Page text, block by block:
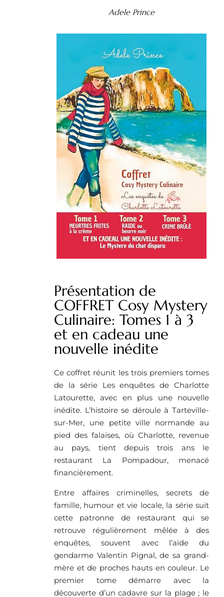
Adele Prince
Présentation de
COFFRET Cosy Mystery
Culinaire: Tomes 1 à 3
et en cadeau une
nouvelle inédite
Ce coffret réunit les trois premiers tomes
de la série Les enquêtes de Charlotte
Latourette, avec en plus une nouvelle
inédite. L’histoire se déroule à Tarteville-
sur-Mer, une petite ville normande au
pied des falaises, où Charlotte, revenue
au pays, tient depuis trois ans le
restaurant La Pompadour, menacé
financièrement.
Entre affaires criminelles, secrets de
famille, humour et vie locale, la série suit
cette patronne de restaurant qui se
retrouve régulièrement mêlée à des
enquêtes, souvent avec l’aide du
gendarme Valentin Pignal, de sa grand-
mère et de proches hauts en couleur. Le
premier tome démarre avec la
découverte d’un cadavre sur la plage ; le